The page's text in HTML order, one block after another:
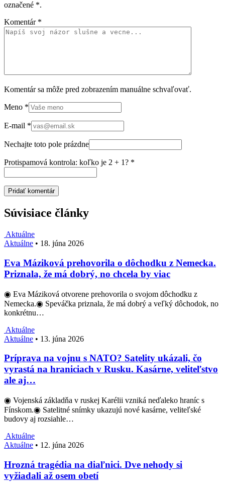
označené *.
Komentár *
Komentár sa môže pred zobrazením manuálne schvaľovať.
Meno *
E-mail *
Nechajte toto pole prázdne
Protispamová kontrola: koľko je 2 + 1? *
Súvisiace články
Aktuálne
Aktuálne • 18. júna 2026
Eva Máziková prehovorila o dôchodku z Nemecka.
Priznala, že má dobrý, no chcela by viac
◉ Eva Máziková otvorene prehovorila o svojom dôchodku z
Nemecka.◉ Speváčka priznala, že má dobrý a veľký dôchodok, no
konkrétnu…
Aktuálne
Aktuálne • 13. júna 2026
Príprava na vojnu s NATO? Satelity ukázali, čo
vyrastá na hraniciach v Rusku. Kasárne, veliteľstvo
ale aj…
◉ Vojenská základňa v ruskej Karélii vzniká neďaleko hraníc s
Fínskom.◉ Satelitné snímky ukazujú nové kasárne, veliteľské
budovy aj rozsiahle…
Aktuálne
Aktuálne • 12. júna 2026
Hrozná tragédia na diaľnici. Dve nehody si
vyžiadali až osem obetí